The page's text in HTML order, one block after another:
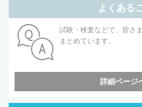
よくある
試験・検査などで、皆さ
まとめています。
詳細ページ